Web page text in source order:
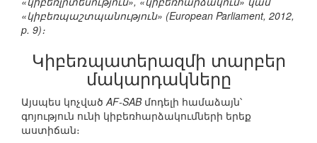
«կիբեռպաշտպանություն» (European Parliament, 2012,
p. 9)։
Կիբեռպատերազմի տարբեր
մակարդակները
Այսպես կոչվածAF-SABմոդելի համաձայն՝
գոյություն ունի կիբեռհարձակումների երեք
աստիճան։